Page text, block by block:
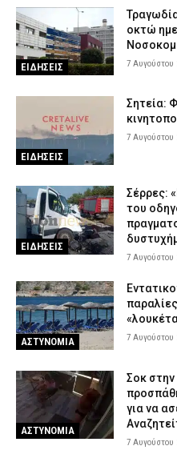
ΕΙΔΗΣΕΙΣ
οκτώ
7 Αυγούστου
ΕΙΔΗΣΕΙΣ
Σητεία:
7 Αυγούστου
ΕΙΔΗΣΕΙΣ
Σέρρες:
του
7 Αυγούστου
ΑΣΤΥΝΟΜΙΑ 7 Αυγούστου
ΑΣΤΥΝΟΜΙΑ
Σοκ
για να
7 Αυγούστου